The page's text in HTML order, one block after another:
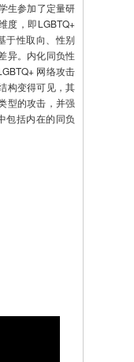
生参加了定量研
度，即LGBTQ+
于性取向、性别
异。内化同负性
网络攻击
构变得可见，其
型的攻击，并强
包括内在的同负